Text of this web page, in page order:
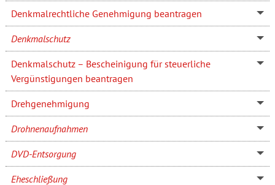
Denkmalrechtliche Genehmigung beantragen
Denkmalschutz
Denkmalschutz – Bescheinigung für steuerliche
Vergünstigungen beantragen
Drehgenehmigung
Drohnenaufnahmen
DVD-Entsorgung
Eheschließung